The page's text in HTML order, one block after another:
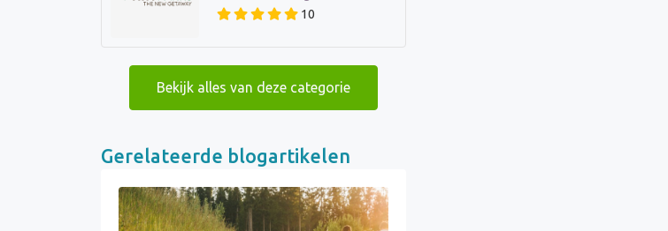
10
Bekijk alles van deze categorie
Gerelateerde blogartikelen